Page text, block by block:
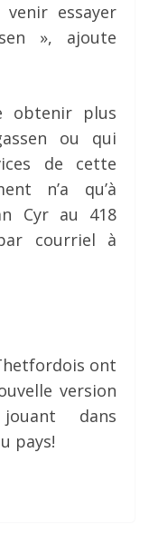
essayer
», ajoute
obtenir plus
ou qui
de cette
n’a qu’à
Cyr au 418
courriel à
ont
version
dans
pays!